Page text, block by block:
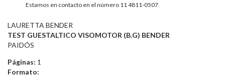
Estamos en contacto en el número 11 4811-0507.
LAURETTA BENDER
TEST GUESTALTICO VISOMOTOR (B.G) BENDER
PAIDÓS
Páginas: 1
Formato: